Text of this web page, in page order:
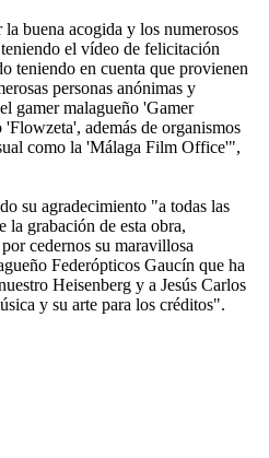
buena acogida y los numerosos
el vídeo de felicitación
teniendo en cuenta que provienen
personas anónimas y
gamer malagueño 'Gamer
además de organismos
como la 'Málaga Film Office'",
su agradecimiento "a todas las
la grabación de esta obra,
cedernos su maravillosa
Federópticos Gaucín que ha
Heisenberg y a Jesús Carlos
y su arte para los créditos".